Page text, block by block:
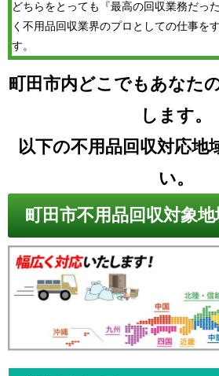
どちらをとっても『最高の回収業務だっ
く不用品回収業界のプロとしての仕事を
す。
町田市内どこでもあなた
します。
以下の不用品回収対応地
い。
町田市不用品回収対象地